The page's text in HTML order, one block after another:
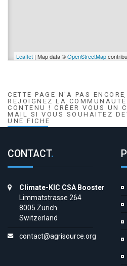
Leaflet | Map data ©OpenStreetMap
CETTE PAGE N'A PAS
REJOIGNEZ LA COMMUNAUTÉ
CONTENU ! CRÉER VOUS UN
MAIL SI VOUS SOUHAITEZ
UNE FICHE
CONTACT.
Climate-KIC CSA Booster
Limmatstrasse 264
8005 Zurich
Switzerland
contact@agrisource.org